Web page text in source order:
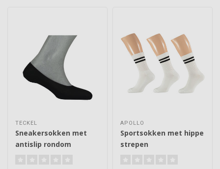
TECKEL
Sneakersokken met
antislip rondom
APOLLO
Sportsokken met hippe
strepen